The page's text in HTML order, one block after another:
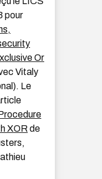
pour
Or
Vitaly
Le
XORde